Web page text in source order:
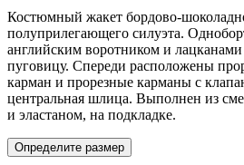
Костюмный жакет бордово-
полуприлегающего силуэта.
английским воротником и лацканами
пуговицу. Спереди расположены
карман и прорезные карманы с
центральная шлица. Выполнен из
и эластаном, на подкладке.
Определите размер